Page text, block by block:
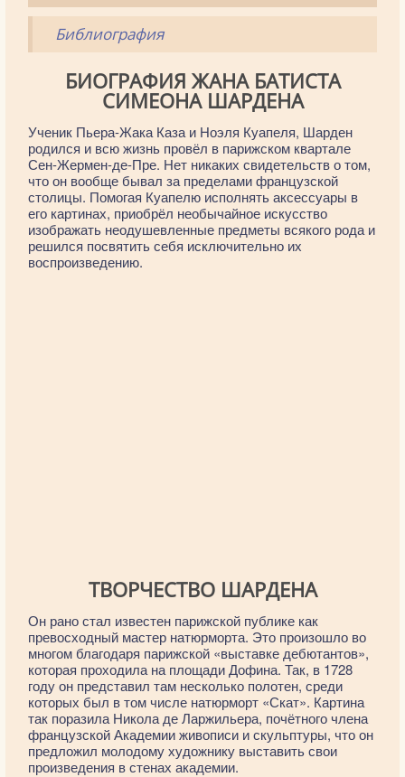
Библиография
БИОГРАФИЯ ЖАНА БАТИСТА
СИМЕОНА ШАРДЕНА
Ученик Пьера-Жака Каза и Ноэля Куапеля, Шарден
родился и всю жизнь провёл в парижском квартале
Сен-Жермен-де-Пре. Нет никаких свидетельств о том,
что он вообще бывал за пределами французской
столицы. Помогая Куапелю исполнять аксессуары в
его картинах, приобрёл необычайное искусство
изображать неодушевленные предметы всякого рода и
решился посвятить себя исключительно их
воспроизведению.
ТВОРЧЕСТВО ШАРДЕНА
Он рано стал известен парижской публике как
превосходный мастер натюрморта. Это произошло во
многом благодаря парижской «выставке дебютантов»,
которая проходила на площади Дофина. Так, в 1728
году он представил там несколько полотен, среди
которых был в том числе натюрморт «Скат». Картина
так поразила Никола де Ларжильера, почётного члена
французской Академии живописи и скульптуры, что он
предложил молодому художнику выставить свои
произведения в стенах академии.